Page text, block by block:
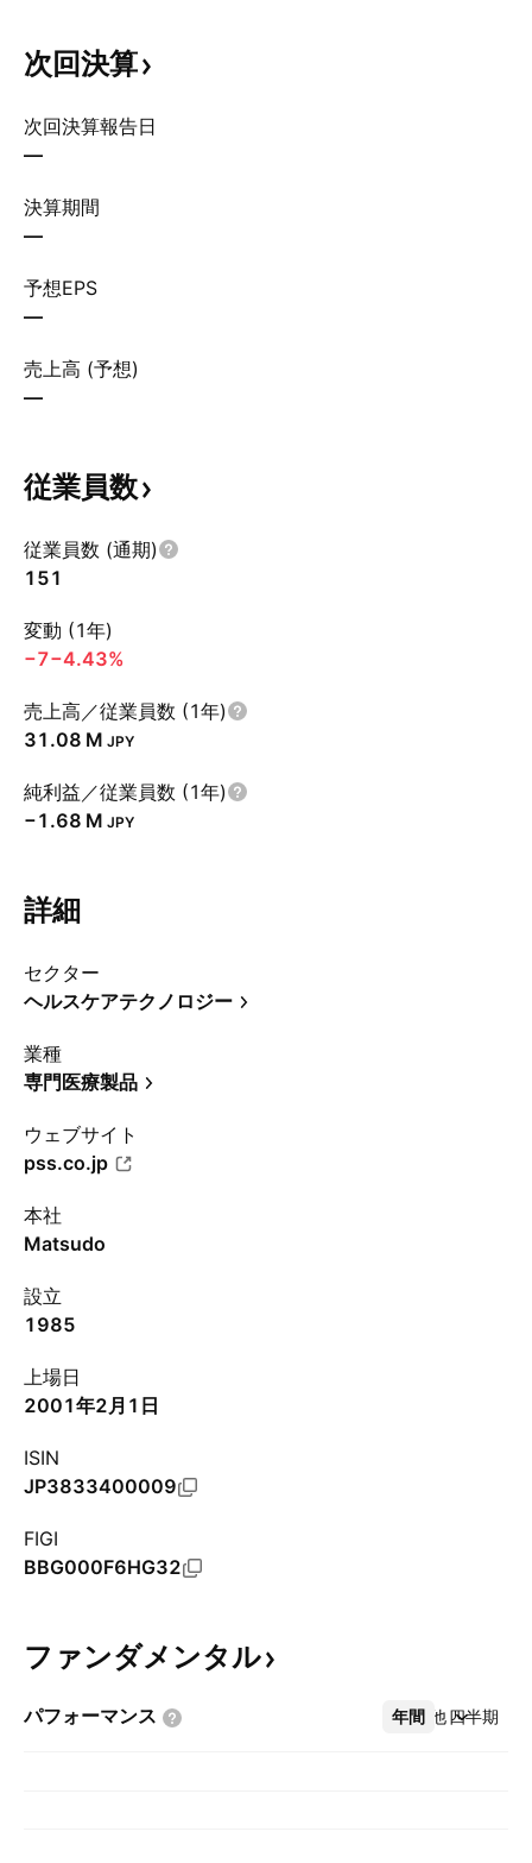
次回決算
次回決算報告日
—
決算期間
—
予想EPS
—
売上高 (予想)
—
従業員数
従業員数 (通期)
151
変動 (1年)
−7−4.43%
売上高／従業員数 (1年)
‪31.08 M‬ JPY
純利益／従業員数 (1年)
‪−1.68 M‬ JPY
詳細
セクター
ヘルスケアテクノロジー
業種
専門医療製品
ウェブサイト
pss.co.jp
本社
Matsudo
設立
1985
上場日
2001年2月1日
ISIN
JP3833400009
FIGI
BBG000F6HG32
ファンダメンタル
パフォーマンス 年間 四半期
その他